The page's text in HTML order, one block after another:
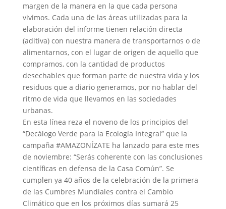
margen de la manera en la que cada persona
vivimos. Cada una de las áreas utilizadas para la
elaboración del informe tienen relación directa
(aditiva) con nuestra manera de transportarnos o de
alimentarnos, con el lugar de origen de aquello que
compramos, con la cantidad de productos
desechables que forman parte de nuestra vida y los
residuos que a diario generamos, por no hablar del
ritmo de vida que llevamos en las sociedades
urbanas.
En esta línea reza el noveno de los principios del
“Decálogo Verde para la Ecología Integral” que la
campaña #AMAZONÍZATE ha lanzado para este mes
de noviembre: “Serás coherente con las conclusiones
científicas en defensa de la Casa Común”. Se
cumplen ya 40 años de la celebración de la primera
de las Cumbres Mundiales contra el Cambio
Climático que en los próximos días sumará 25